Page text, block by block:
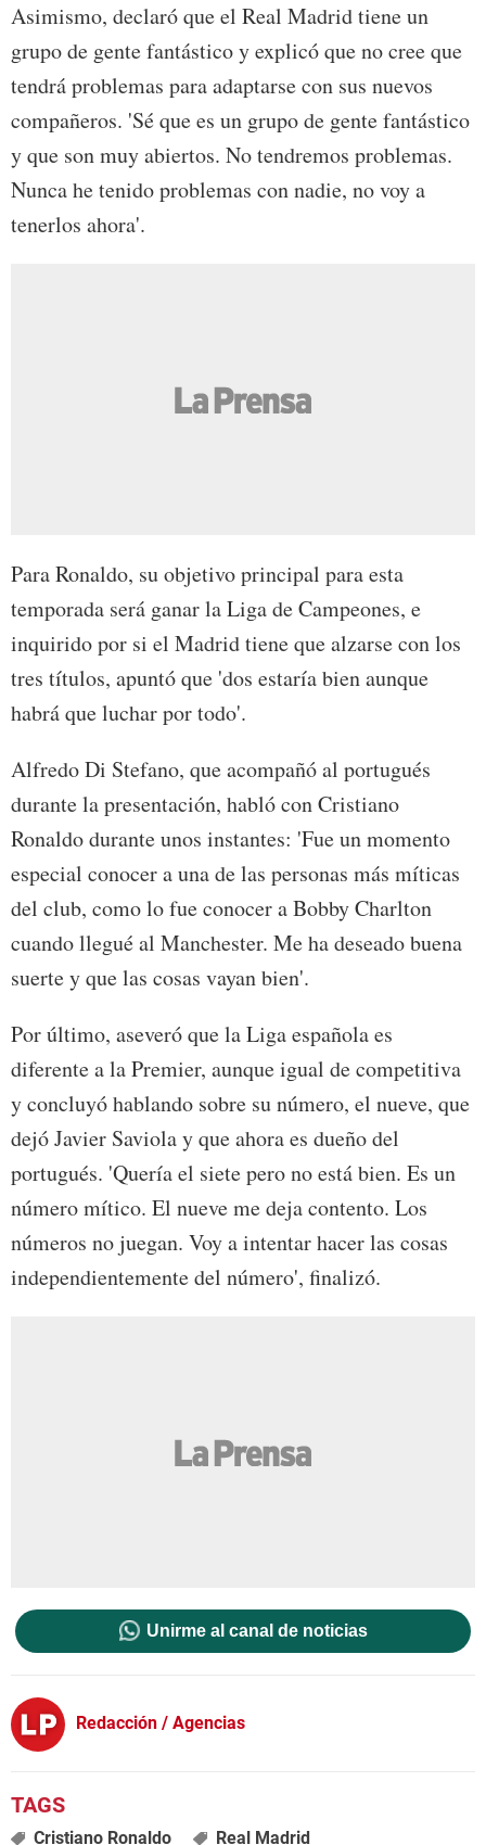
Asimismo, declaró que el Real Madrid tiene un
grupo de gente fantástico y explicó que no cree que
tendrá problemas para adaptarse con sus nuevos
compañeros. 'Sé que es un grupo de gente fantástico
y que son muy abiertos. No tendremos problemas.
Nunca he tenido problemas con nadie, no voy a
tenerlos ahora'.
Para Ronaldo, su objetivo principal para esta
temporada será ganar la Liga de Campeones, e
inquirido por si el Madrid tiene que alzarse con los
tres títulos, apuntó que 'dos estaría bien aunque
habrá que luchar por todo'.
Alfredo Di Stefano, que acompañó al portugués
durante la presentación, habló con Cristiano
Ronaldo durante unos instantes: 'Fue un momento
especial conocer a una de las personas más míticas
del club, como lo fue conocer a Bobby Charlton
cuando llegué al Manchester. Me ha deseado buena
suerte y que las cosas vayan bien'.
Por último, aseveró que la Liga española es
diferente a la Premier, aunque igual de competitiva
y concluyó hablando sobre su número, el nueve, que
dejó Javier Saviola y que ahora es dueño del
portugués. 'Quería el siete pero no está bien. Es un
número mítico. El nueve me deja contento. Los
números no juegan. Voy a intentar hacer las cosas
independientemente del número', finalizó.
Unirme al canal de noticias
Redacción / Agencias
Cristiano Ronaldo Real Madrid